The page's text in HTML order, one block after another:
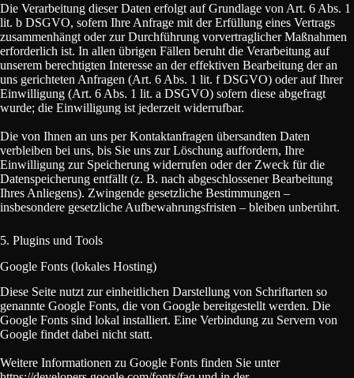
Die Verarbeitung dieser Daten erfolgt auf Grundlage von Art. 6 Abs. 1
lit. b DSGVO, sofern Ihre Anfrage mit der Erfüllung eines Vertrags
zusammenhängt oder zur Durchführung vorvertraglicher Maßnahmen
erforderlich ist. In allen übrigen Fällen beruht die Verarbeitung auf
unserem berechtigten Interesse an der effektiven Bearbeitung der an
uns gerichteten Anfragen (Art. 6 Abs. 1 lit. f DSGVO) oder auf Ihrer
Einwilligung (Art. 6 Abs. 1 lit. a DSGVO) sofern diese abgefragt
wurde; die Einwilligung ist jederzeit widerrufbar.
Die von Ihnen an uns per Kontaktanfragen übersandten Daten
verbleiben bei uns, bis Sie uns zur Löschung auffordern, Ihre
Einwilligung zur Speicherung widerrufen oder der Zweck für die
Datenspeicherung entfällt (z. B. nach abgeschlossener Bearbeitung
Ihres Anliegens). Zwingende gesetzliche Bestimmungen –
insbesondere gesetzliche Aufbewahrungsfristen – bleiben unberührt.
5. Plugins und Tools
Google Fonts (lokales Hosting)
Diese Seite nutzt zur einheitlichen Darstellung von Schriftarten so
genannte Google Fonts, die von Google bereitgestellt werden. Die
Google Fonts sind lokal installiert. Eine Verbindung zu Servern von
Google findet dabei nicht statt.
Weitere Informationen zu Google Fonts finden Sie unter